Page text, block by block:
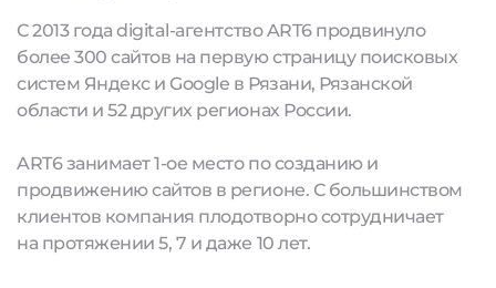
С 2013 года digital-агентство ART6 продвинуло
более 300 сайтов на первую страницу поисковых
систем Яндекс и Google в Рязани, Рязанской
области и 52 других регионах России.
ART6 занимает 1-ое место по созданию и
продвижению сайтов в регионе. С большинством
клиентов компания плодотворно сотрудничает
на протяжении 5, 7 и даже 10 лет.